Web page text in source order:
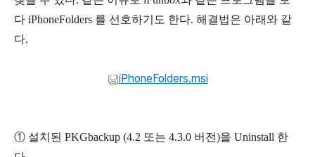
다 iPhoneFolders 를 선호하기도 한다. 해결법은 아래와 같
다.
iPhoneFolders.msi
① 설치된 PKGbackup (4.2 또는 4.3.0 버전)을 Uninstall 한